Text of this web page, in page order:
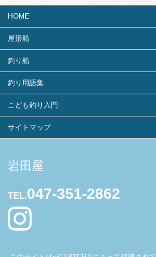
HOME
屋形船
釣り船
釣り用語集
こども釣り入門
サイトマップ
岩田屋
TEL.047-351-2862